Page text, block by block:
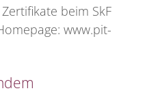
beim SkF
www.pit-